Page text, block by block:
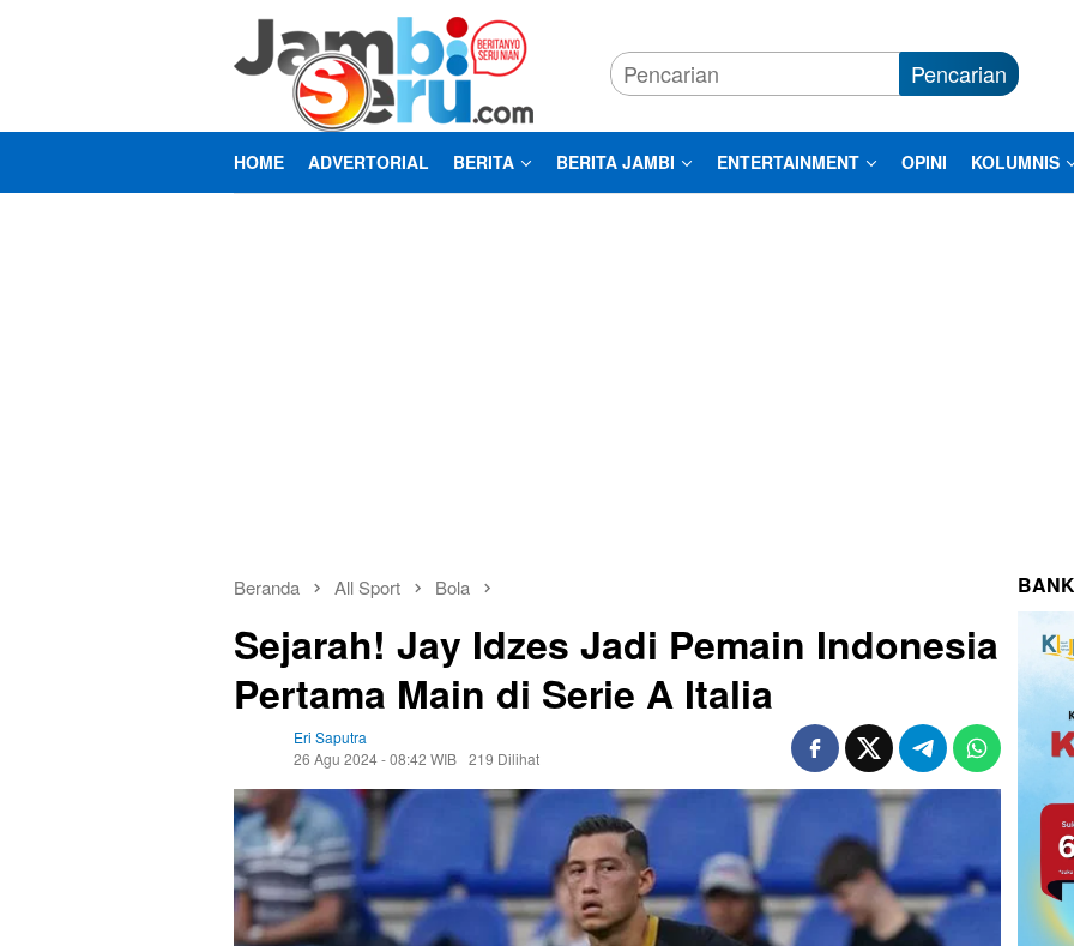
Pencarian
HOME ADVERTORIAL BERITA BERITA JAMBI ENTERTAINMENT OPINI KOLUMNIS
Beranda All Sport Bola
Sejarah! Jay Idzes Jadi Pemain Indonesia
Pertama Main di Serie A Italia
Eri Saputra
26 Agu 2024 - 08:42 WIB 219 Dilihat